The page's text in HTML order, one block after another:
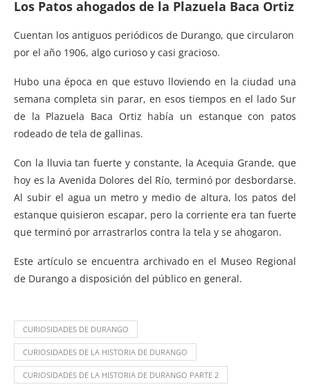
Los Patos ahogados de la Plazuela Baca Ortiz
Cuentan los antiguos periódicos de Durango, que circularon
por el año 1906, algo curioso y casi gracioso.
Hubo una época en que estuvo lloviendo en la ciudad una
semana completa sin parar, en esos tiempos en el lado Sur
de la Plazuela Baca Ortiz había un estanque con patos
rodeado de tela de gallinas.
Con la lluvia tan fuerte y constante, la Acequia Grande, que
hoy es la Avenida Dolores del Río, terminó por desbordarse.
Al subir el agua un metro y medio de altura, los patos del
estanque quisieron escapar, pero la corriente era tan fuerte
que terminó por arrastrarlos contra la tela y se ahogaron.
Este artículo se encuentra archivado en el Museo Regional
de Durango a disposición del público en general.
CURIOSIDADES DE DURANGO
CURIOSIDADES DE LA HISTORIA DE DURANGO
CURIOSIDADES DE LA HISTORIA DE DURANGO PARTE 2